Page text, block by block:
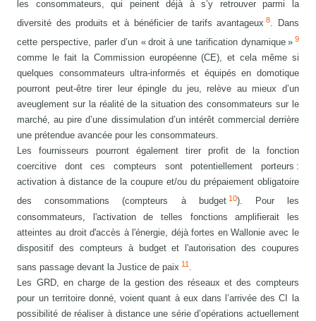
les consommateurs, qui peinent déjà à s’y retrouver parmi la
diversité des produits et à bénéficier de tarifs avantageux8. Dans
cette perspective, parler d’un « droit à une tarification dynamique » 9
comme le fait la Commission européenne (CE), et cela même si
quelques consommateurs ultra-informés et équipés en domotique
pourront peut-être tirer leur épingle du jeu, relève au mieux d’un
aveuglement sur la réalité de la situation des consommateurs sur le
marché, au pire d’une dissimulation d’un intérêt commercial derrière
une prétendue avancée pour les consommateurs.
Les fournisseurs pourront également tirer profit de la fonction
coercitive dont ces compteurs sont potentiellement porteurs :
activation à distance de la coupure et/ou du prépaiement obligatoire
des consommations (compteurs à budget 10). Pour les
consommateurs, l'activation de telles fonctions amplifierait les
atteintes au droit d'accès à l'énergie, déjà fortes en Wallonie avec le
dispositif des compteurs à budget et l'autorisation des coupures
sans passage devant la Justice de paix11 .
Les GRD, en charge de la gestion des réseaux et des compteurs
pour un territoire donné, voient quant à eux dans l’arrivée des CI la
possibilité de réaliser à distance une série d’opérations actuellement